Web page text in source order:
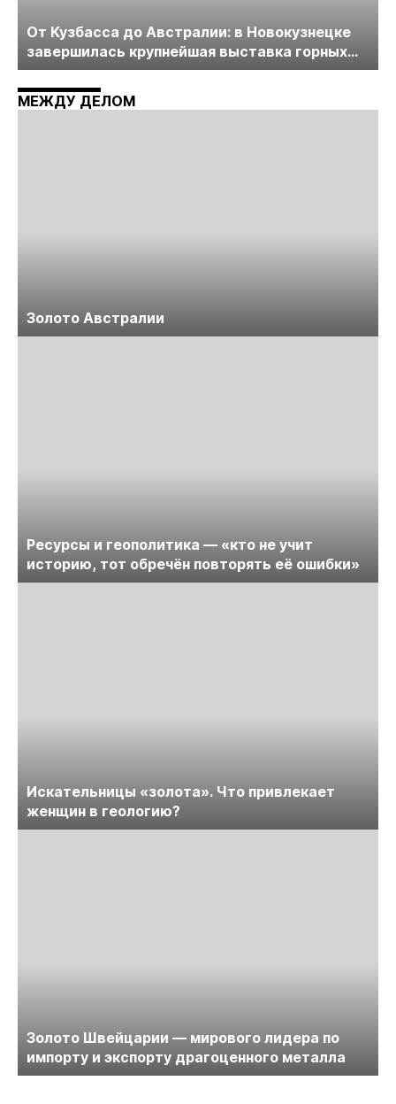
От Кузбасса до Австралии: в Новокузнецке
завершилась крупнейшая выставка горных
технологий «Недра России. Уголь России и
Майнинг»
МЕЖДУ ДЕЛОМ
Золото Австралии
Ресурсы и геополитика — «кто не учит
историю, тот обречён повторять её ошибки»
Искательницы «золота». Что привлекает
женщин в геологию?
Золото Швейцарии — мирового лидера по
импорту и экспорту драгоценного металла